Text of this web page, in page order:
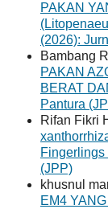
PAKAN
(2026):
Bambang
PAKAN
BERAT
Pantura
Rifan Fikri
Fingerlings
(JPP)
khusnul
EM4